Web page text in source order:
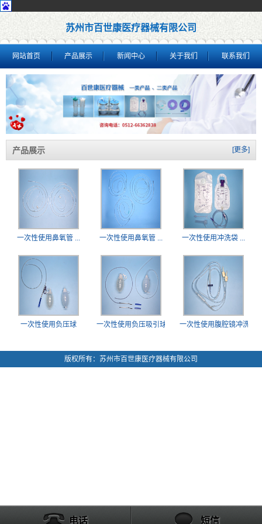
苏州市百世康医疗器械有限公司
网站首页 产品展示 新闻中心 关于我们 联系我们
产品展示 [更多]
一次性使用鼻氧管 ... 一次性使用鼻氧管 ... 一次性使用冲洗袋 ...
一次性使用负压球 一次性使用负压吸引球 一次性使用腹腔镜冲洗...
版权所有：苏州市百世康医疗器械有限公司
电话 短信